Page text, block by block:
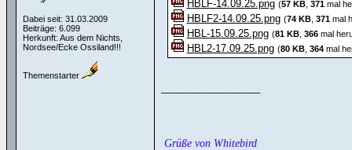
Dabei seit: 31.03.2009
Beiträge: 6.099
Herkunft: Aus dem Nichts,
Nordsee/Ecke Ossiland!!!
Themenstarter
HBLF-14.09.25.png (57 KB, 371mal
HBLF2-14.09.25.png (74 KB, 371mal
HBL-15.09.25.png (81 KB, 366mal
HBL2-17.09.25.png (80 KB, 364mal
Grüße von Whitebird